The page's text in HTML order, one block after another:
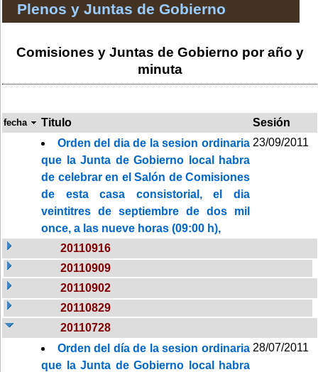
Plenos y Juntas de Gobierno
Comisiones y Juntas de Gobierno por año y
minuta
fecha Titulo
Sesión
Orden del dia de la sesion ordinaria
que la Junta de Gobierno local habra
de celebrar en el Salón de Comisiones
de esta casa consistorial, el dia
veintitres de septiembre de dos mil
once, a las nueve horas (09:00 h),
23/09/2011
20110916
20110909
20110902
20110829
20110728
Orden del día de la sesion ordinaria
que la Junta de Gobierno local habra
28/07/2011